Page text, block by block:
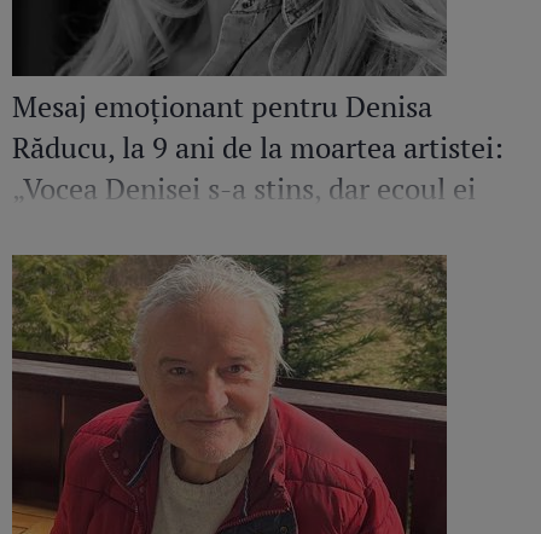
Mesaj emoționant pentru Denisa
Răducu, la 9 ani de la moartea artistei:
„Vocea Denisei s-a stins, dar ecoul ei